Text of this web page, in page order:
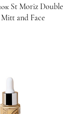
перегляд
St Moriz Double
and Face